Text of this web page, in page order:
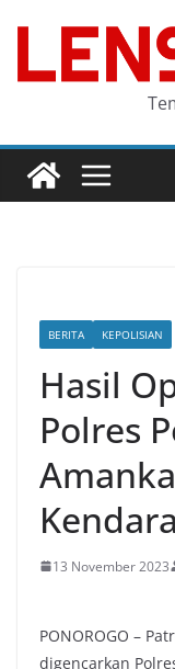
content
BERITA KEPOLISIAN
Hasil
Polres
13 November 2023
PONOROGO –
digencarkan